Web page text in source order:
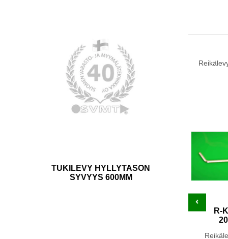
TUKILEVY HYLLYTASON
SYVYYS 600MM
R-